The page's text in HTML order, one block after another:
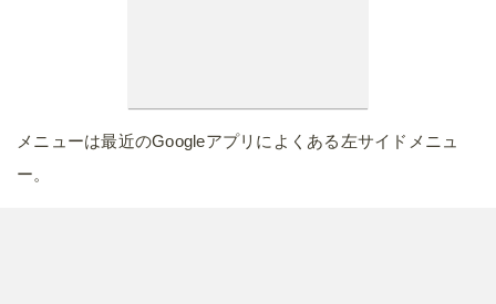
メニューは最近のGoogleアプリによくある左サイドメニュ
ー。